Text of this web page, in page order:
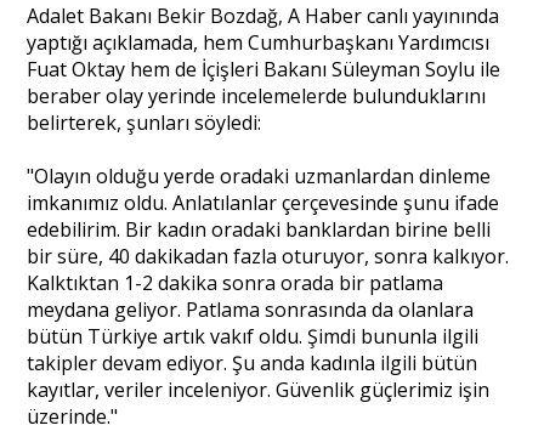
Adalet Bakanı Bekir Bozdağ, A Haber canlı yayınında
yaptığı açıklamada, hem Cumhurbaşkanı Yardımcısı
Fuat Oktay hem de İçişleri Bakanı Süleyman Soylu ile
beraber olay yerinde incelemelerde bulunduklarını
belirterek, şunları söyledi:
"Olayın olduğu yerde oradaki uzmanlardan dinleme
imkanımız oldu. Anlatılanlar çerçevesinde şunu ifade
edebilirim. Bir kadın oradaki banklardan birine belli
bir süre, 40 dakikadan fazla oturuyor, sonra kalkıyor.
Kalktıktan 1-2 dakika sonra orada bir patlama
meydana geliyor. Patlama sonrasında da olanlara
bütün Türkiye artık vakıf oldu. Şimdi bununla ilgili
takipler devam ediyor. Şu anda kadınla ilgili bütün
kayıtlar, veriler inceleniyor. Güvenlik güçlerimiz işin
üzerinde."